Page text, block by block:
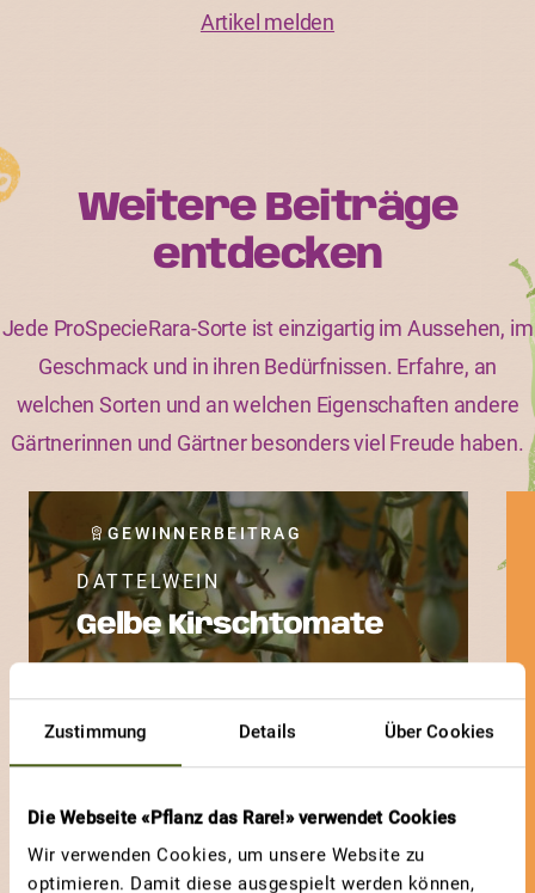
Zustimmung Details Über Cookies
Die Webseite «Pflanz das Rare!» verwendet Cookies
Wir verwenden Cookies, um unsere Website zu
optimieren. Damit diese ausgespielt werden können,
Artikel melden
Weitere Beiträge
entdecken
Jede ProSpecieRara-Sorte ist einzigartig im Aussehen, im
Geschmack und in ihren Bedürfnissen. Erfahre, an
welchen Sorten und an welchen Eigenschaften andere
Gärtnerinnen und Gärtner besonders viel Freude haben.
GEWINNERBEITRAG
DATTELWEIN
Gelbe Kirschtomate